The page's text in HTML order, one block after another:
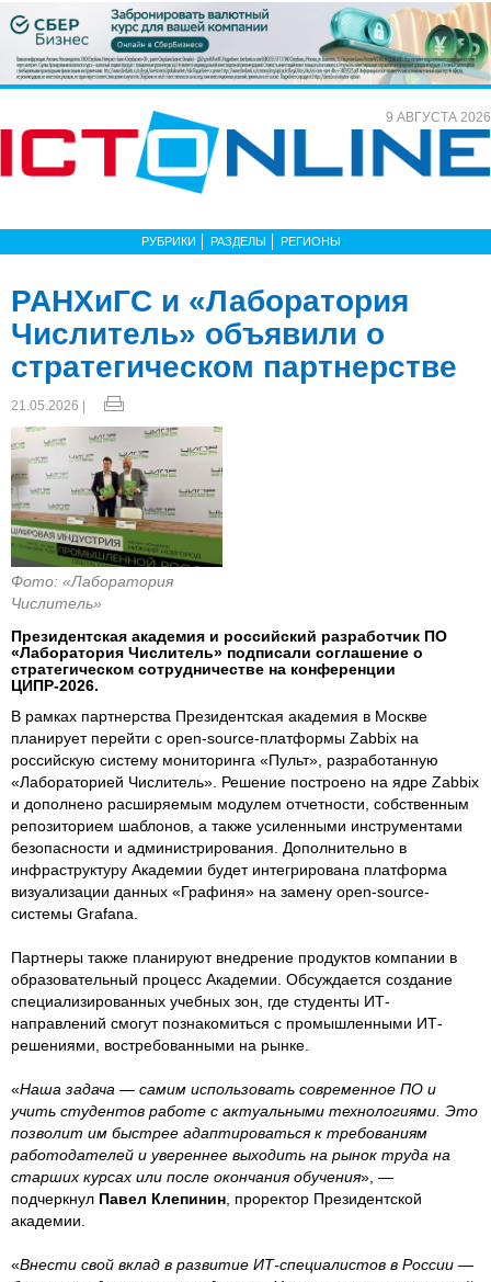
9 АВГУСТА 2026
РУБРИКИ РАЗДЕЛЫ РЕГИОНЫ
РАНХиГС и «Лаборатория
Числитель» объявили о
стратегическом партнерстве
21.05.2026 |
Фото: «Лаборатория
Числитель»
Президентская академия и российский разработчик ПО
«Лаборатория Числитель» подписали соглашение о
стратегическом сотрудничестве на конференции
ЦИПР-2026.
В рамках партнерства Президентская академия в Москве
планирует перейти с open-source-платформы Zabbix на
российскую систему мониторинга «Пульт», разработанную
«Лабораторией Числитель». Решение построено на ядре Zabbix
и дополнено расширяемым модулем отчетности, собственным
репозиторием шаблонов, а также усиленными инструментами
безопасности и администрирования. Дополнительно в
инфраструктуру Академии будет интегрирована платформа
визуализации данных «Графиня» на замену open-source-
системы Grafana.
Партнеры также планируют внедрение продуктов компании в
образовательный процесс Академии. Обсуждается создание
специализированных учебных зон, где студенты ИТ-
направлений смогут познакомиться с промышленными ИТ-
решениями, востребованными на рынке.
«Наша задача — самим использовать современное ПО и
учить студентов работе с актуальными технологиями. Это
позволит им быстрее адаптироваться к требованиям
работодателей и увереннее выходить на рынок труда на
старших курсах или после окончания обучения», —
подчеркнул Павел Клепинин , проректор Президентской
академии.
«Внести свой вклад в развитие ИТ-специалистов в России —